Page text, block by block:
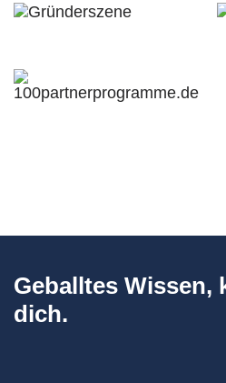
Geballtes Wissen,
dich.